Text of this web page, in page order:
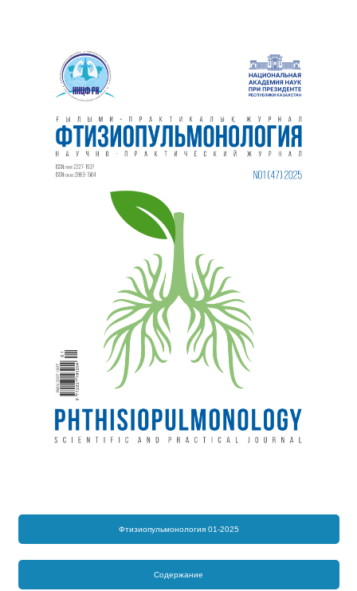
Фтизиопульмонология 01-2025
Содержание